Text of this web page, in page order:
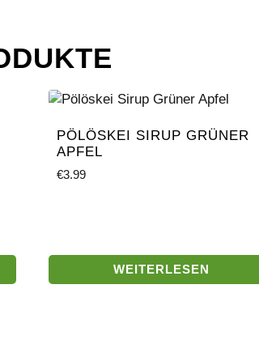
PÖLÖSKEI SIRUP GRÜNER
APFEL
€3.99
WEITERLESEN